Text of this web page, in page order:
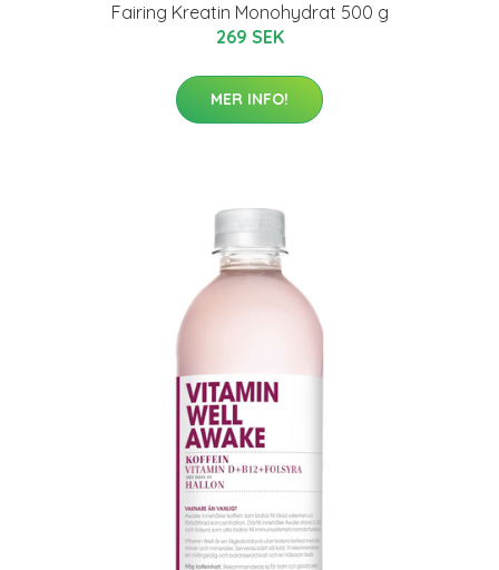
Fairing Kreatin Monohydrat 500 g
269 SEK
MER INFO!